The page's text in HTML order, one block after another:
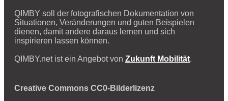
QIMBY soll der fotografischen Dokumentation von
Situationen, Veränderungen und guten Beispielen
dienen, damit andere daraus lernen und sich
inspirieren lassen können.
QIMBY.net ist ein Angebot von Zukunft Mobilität.
Creative Commons CC0-Bilderlizenz